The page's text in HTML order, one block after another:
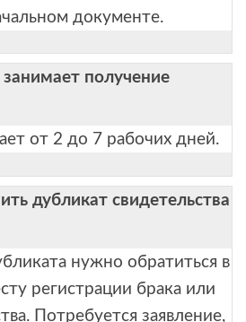
документе.
получение
от 2 до 7 рабочих дней.
дубликат свидетельства
нужно обратиться в
регистрации брака или
Потребуется заявление,